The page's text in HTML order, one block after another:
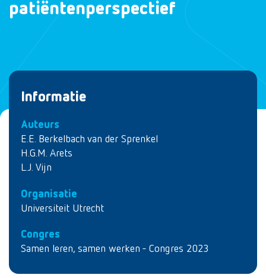
patiëntenperspectief
Informatie
Auteurs
E.E. Berkelbach van der Sprenkel
H.G.M. Arets
L.J. Vijn
Organisatie
Universiteit Utrecht
Congres
Samen leren, samen werken - Congres 2023